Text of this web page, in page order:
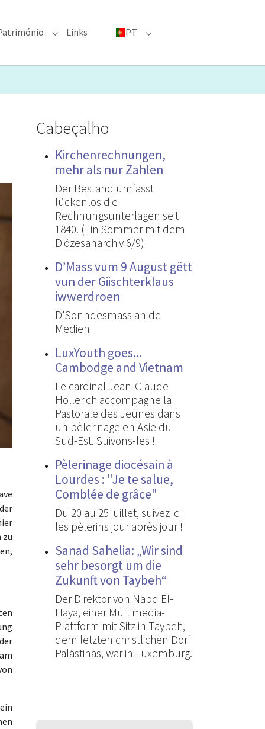
for "Grandes eventos"
Submenu for "Património"
Links PT Submenu for "PT"
zu
Cabeçalho
Kirchenrechnungen,
mehr als nur Zahlen
Der Bestand umfasst
lückenlos die
Rechnungsunterlagen seit
1840. (Ein Sommer mit dem
Diözesanarchiv 6/9)
D’Mass vum 9 August gëtt
vun der Giischterklaus
iwwerdroen
D'Sonndesmass an de
Medien
LuxYouth goes...
Cambodge and Vietnam
Le cardinal Jean-Claude
Hollerich accompagne la
Pastorale des Jeunes dans
un pèlerinage en Asie du
Sud-Est. Suivons-les !
Pèlerinage diocésain à
Lourdes : "Je te salue,
Comblée de grâce"
Du 20 au 25 juillet, suivez ici
les pèlerins jour après jour !
Sanad Sahelia: „Wir sind
sehr besorgt um die
Zukunft von Taybeh“
Der Direktor von Nabd El-
Haya, einer Multimedia-
Plattform mit Sitz in Taybeh,
dem letzten christlichen Dorf
Palästinas, war in Luxemburg.